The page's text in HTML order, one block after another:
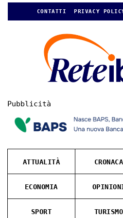
CONTATTI PRIVACY
Pubblicità
ATTUALITÀ CRONACA
ECONOMIA
SPORT TURISMO